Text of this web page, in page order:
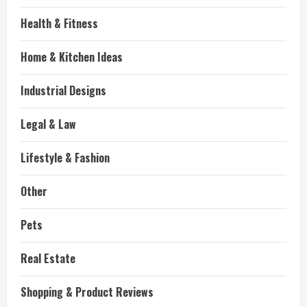
Health & Fitness
Home & Kitchen Ideas
Industrial Designs
Legal & Law
Lifestyle & Fashion
Other
Pets
Real Estate
Shopping & Product Reviews